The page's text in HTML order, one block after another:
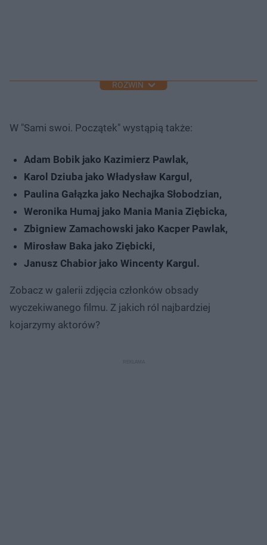
ROZWIŃ
W "Sami swoi. Początek" wystąpią także:
Adam Bobik jako Kazimierz Pawlak,
Karol Dziuba jako Władysław Kargul,
Paulina Gałązka jako Nechajka Słobodzian,
Weronika Humaj jako Mania Mania Ziębicka,
Zbigniew Zamachowski jako Kacper Pawlak,
Mirosław Baka jako Ziębicki,
Janusz Chabior jako Wincenty Kargul.
Zobacz w galerii zdjęcia członków obsady
wyczekiwanego filmu. Z jakich ról najbardziej
kojarzymy aktorów?